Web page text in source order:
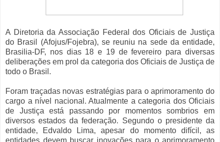
A Diretoria da Associação Federal dos Oficiais de Justiça
do Brasil (Afojus/Fojebra), se reuniu na sede da entidade,
Brasilia-DF, nos dias 18 e 19 de fevereiro para diversas
deliberações em prol da categoria dos Oficiais de Justiça de
todo o Brasil.
Foram traçadas novas estratégias para o aprimoramento do
cargo a nível nacional. Atualmente a categoria dos Oficiais
de Justiça está passando por momentos sombrios em
diversos estados da federação. Segundo o presidente da
entidade, Edvaldo Lima, apesar do momento difícil, as
entidades devem buscar inovações para o aprimoramento